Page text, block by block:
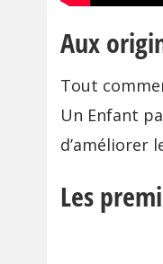
Aux
Tout
Un Enfant
d’améliorer
Les